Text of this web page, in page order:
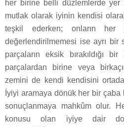
her birine belli düzlemlerde yer
mutlak olarak iyinin kendisi
teşkil ederken; onların her
değerlendirilmemesi ise ayrı bir
parçaların eksik bırakıldığı
parçalardan birine veya
zemini de kendi kendisini
İyiyi aramaya dönük her bir
sonuçlanmaya mahkûm olur.
konusu olan iyiye dair